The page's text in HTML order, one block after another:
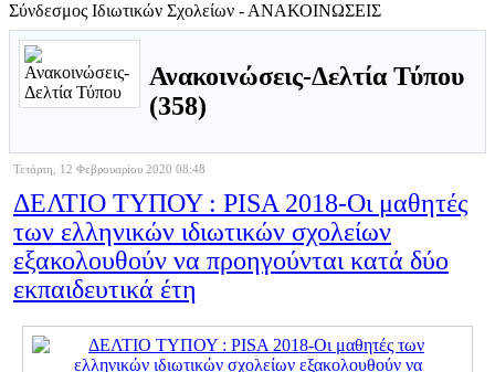
Σύνδεσμος Ιδιωτικών Σχολείων - ΑΝΑΚΟΙΝΩΣΕΙΣ
Ανακοινώσεις-Δελτία Τύπου
(358)
Τετάρτη, 12 Φεβρουαρίου 2020 08:48
ΔΕΛΤΙΟ ΤΥΠΟΥ : PISA 2018-Οι μαθητές
των ελληνικών ιδιωτικών σχολείων
εξακολουθούν να προηγούνται κατά δύο
εκπαιδευτικά έτη